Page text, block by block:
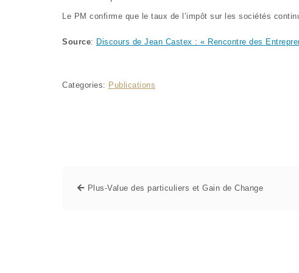
Le PM confirme que le taux de l’impôt sur les sociétés
Source: Discours de Jean Castex : « Rencontre des
Categories: Publications
Plus-Value des particuliers et Gain de Change